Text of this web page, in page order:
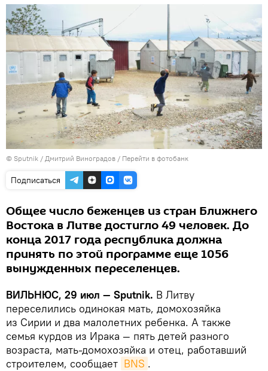
© Sputnik / Дмитрий Виноградов / Перейти в фотобанк
Подписаться
Общее число беженцев из стран Ближнего
Востока в Литве достигло 49 человек. До
конца 2017 года республика должна
принять по этой программе еще 1056
вынужденных переселенцев.
ВИЛЬНЮС, 29 июл — Sputnik. В Литву
переселились одинокая мать, домохозяйка
из Сирии и два малолетних ребенка. А также
семья курдов из Ирака — пять детей разного
возраста, мать-домохозяйка и отец, работавший
строителем, сообщает BNS .